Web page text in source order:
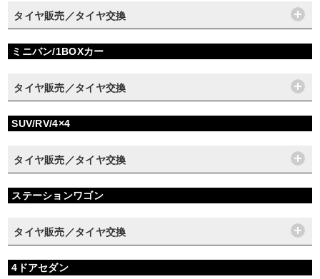
タイヤ販売／タイヤ交換
ミニバン/1BOXカー
タイヤ販売／タイヤ交換
SUV/RV/4×4
タイヤ販売／タイヤ交換
ステーションワゴン
タイヤ販売／タイヤ交換
4ドアセダン